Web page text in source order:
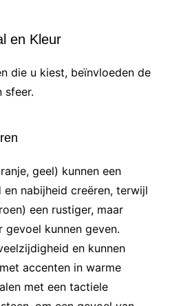
en Kleur
die u kiest, beïnvloeden de
sfeer.
geel) kunnen een
nabijheid creëren, terwijl
een rustiger, maar
kunnen geven.
en kunnen
accenten in warme
met een tactiele